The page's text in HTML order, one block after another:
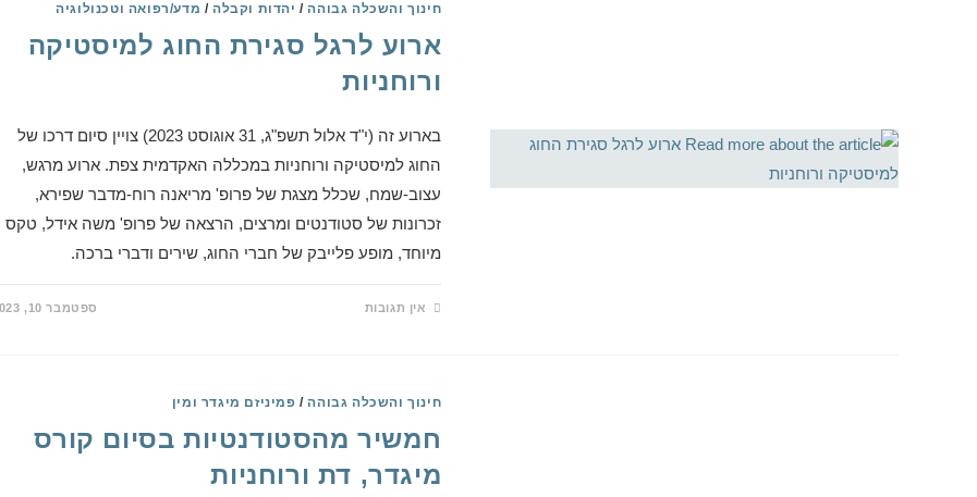
חינוך והשכלה גבוהה / יהדות וקבלה / מדע/רפואה וטכנולוגיה
ארוע לרגל סגירת החוג למיסטיקה
ורוחניות
בארוע זה (י"ד אלול תשפ"ג, 31 אוגוסט 2023) צויין סיום דרכו של
החוג למיסטיקה ורוחניות במכללה האקדמית צפת. ארוע מרגש,
עצוב-שמח, שכלל מצגת של פרופ' מריאנה רוח-מדבר שפירא,
זכרונות של סטודנטים ומרצים, הרצאה של פרופ' משה אידל, טקס
מיוחד, מופע פלייבק של חברי החוג, שירים ודברי ברכה.
אין תגובות ספטמבר 10, 2023
חינוך והשכלה גבוהה / פמיניזם מיגדר ומין
חמשיר מהסטודנטיות בסיום קורס
מיגדר, דת ורוחניות